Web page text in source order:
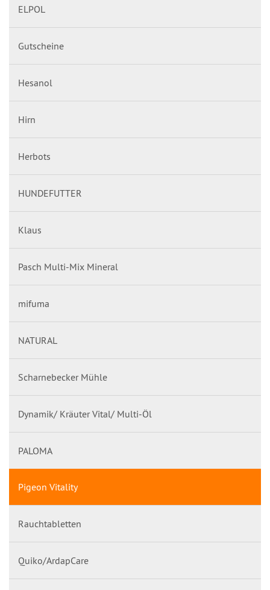
ELPOL
Gutscheine
Hesanol
Hirn
Herbots
HUNDEFUTTER
Klaus
Pasch Multi-Mix Mineral
mifuma
NATURAL
Scharnebecker Mühle
Dynamik/ Kräuter Vital/ Multi-Öl
PALOMA
Pigeon Vitality
Rauchtabletten
Quiko/ArdapCare